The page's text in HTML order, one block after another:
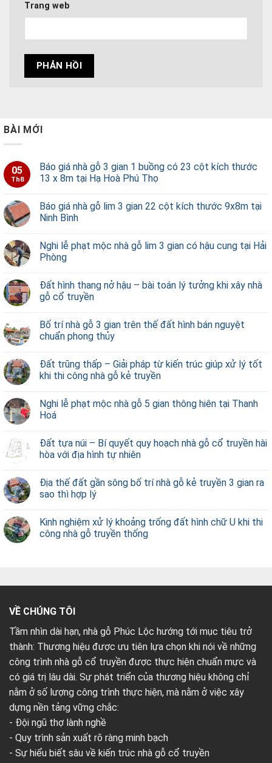
Trang web
BÀI MỚI
05
Th8
Báo giá nhà gỗ 3 gian 1 buồng có 23 cột kích thước
13 x 8m tại Hạ Hoà Phú Thọ
Báo giá nhà gỗ lim 3 gian 22 cột kích thước 9x8m tại
Ninh Bình
Nghi lễ phạt mộc nhà gỗ lim 3 gian có hậu cung tại Hải
Phòng
Đất hình thang nở hậu – bài toán lý tưởng khi xây nhà
gỗ cổ truyền
Bố trí nhà gỗ 3 gian trên thế đất hình bán nguyệt
chuẩn phong thủy
Đất trũng thấp – Giải pháp từ kiến trúc giúp xử lý tốt
khi thi công nhà gỗ kẻ truyền
Nghi lễ phạt mộc nhà gỗ 5 gian thông hiên tại Thanh
Hoá
Đất tựa núi – Bí quyết quy hoạch nhà gỗ cổ truyền hài
hòa với địa hình tự nhiên
Địa thế đất gần sông bố trí nhà gỗ kẻ truyền 3 gian ra
sao thì hợp lý
Kinh nghiệm xử lý khoảng trống đất hình chữ U khi thi
công nhà gỗ truyền thống
VỀ CHÚNG TÔI
Tầm nhìn dài hạn, nhà gỗ Phúc Lộc hướng tới mục tiêu trở
thành: Thương hiệu được ưu tiên lựa chọn khi nói về những
công trình nhà gỗ cổ truyền được thực hiện chuẩn mực và
có giá trị lâu dài. Sự phát triển của thương hiệu không chỉ
nằm ở số lượng công trình thực hiện, mà nằm ở việc xây
dựng nền tảng vững chắc:
- Đội ngũ thợ lành nghề
- Quy trình sản xuất rõ ràng minh bạch
- Sự hiểu biết sâu về kiến trúc nhà gỗ cổ truyền